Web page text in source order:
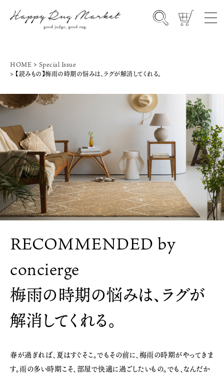
HOME
Special Issue
【読みもの】梅雨の時期の悩みは、ラグが解消してくれる。
RECOMMENDED by
concierge
梅雨の時期の悩みは、ラグが
解消してくれる。
春が過ぎれば、夏はすぐそこ。でもその前に、梅雨の時期がやってきま
す。雨の多い時期こそ、部屋で快適に過ごしたいもの。でも、なんだか